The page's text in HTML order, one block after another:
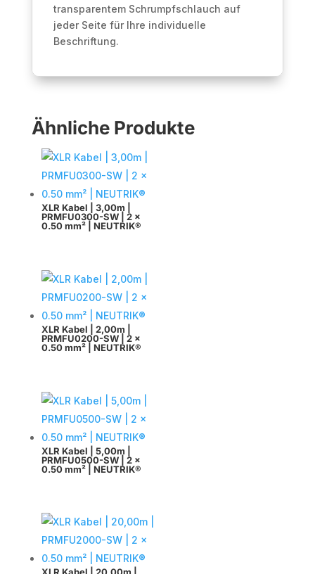
transparentem Schrumpfschlauch auf
jeder Seite für Ihre individuelle
Beschriftung.
Ähnliche Produkte
XLR Kabel | 3,00m |
PRMFU0300-SW | 2 x
0.50 mm² | NEUTRIK®
XLR Kabel | 2,00m |
PRMFU0200-SW | 2 x
0.50 mm² | NEUTRIK®
XLR Kabel | 5,00m |
PRMFU0500-SW | 2 x
0.50 mm² | NEUTRIK®